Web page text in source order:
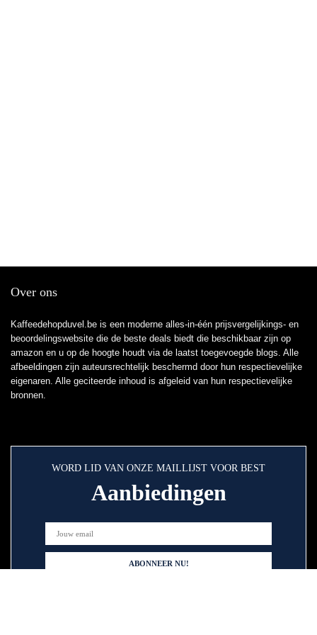
Over ons
Kaffeedehopduvel.be is een moderne alles-in-één prijsvergelijkings- en
beoordelingswebsite die de beste deals biedt die beschikbaar zijn op
amazon en u op de hoogte houdt via de laatst toegevoegde blogs. Alle
afbeeldingen zijn auteursrechtelijk beschermd door hun respectievelijke
eigenaren. Alle geciteerde inhoud is afgeleid van hun respectievelijke
bronnen.
WORD LID VAN ONZE MAILLIJST VOOR BEST
Aanbiedingen